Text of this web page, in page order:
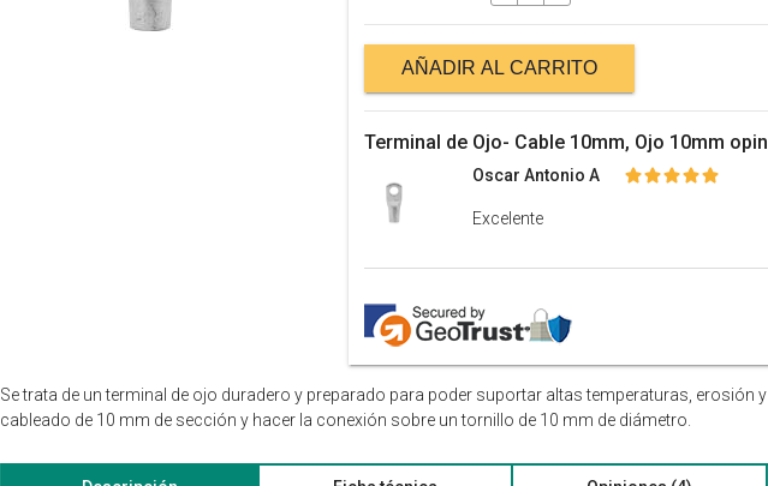
AÑADIR AL CARRITO
Terminal de Ojo- Cable 10mm, Ojo 10mm
Oscar Antonio A
Excelente
Se trata de un terminal de ojo duradero y preparado para poder suportar altas temperaturas, erosión
cableado de 10 mm de sección y hacer la conexión sobre un tornillo de 10 mm de diámetro.